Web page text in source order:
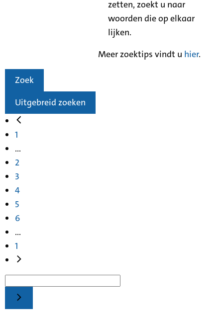
zetten, zoekt u naar
woorden die op elkaar
lijken.
Meer zoektips vindt u hier.
Zoek
Uitgebreid zoeken
1
...
2
3
4
5
6
...
1